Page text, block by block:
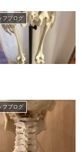
フブログ
フブログ